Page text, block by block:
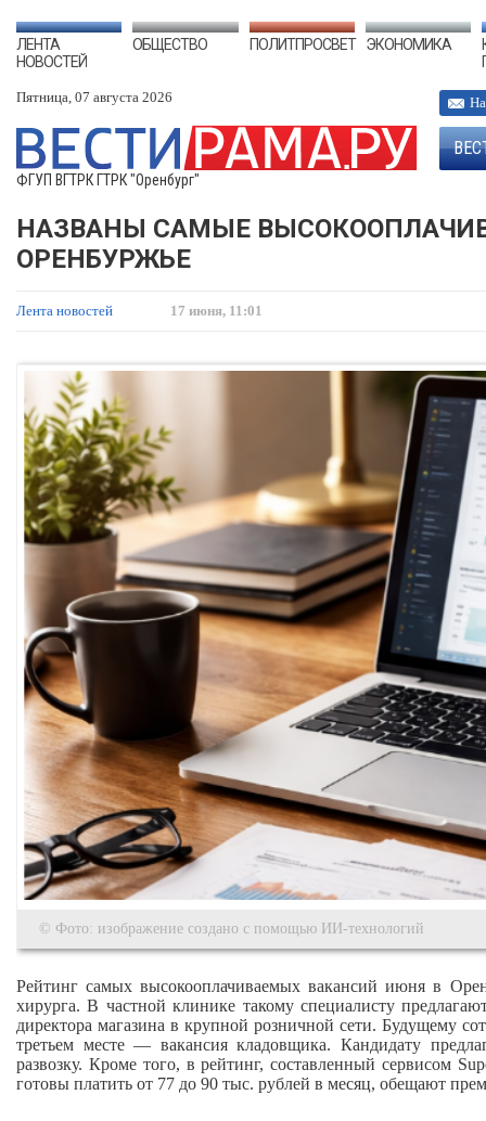
ЛЕНТА
НОВОСТЕЙ
ОБЩЕСТВО ПОЛИТПРОСВЕТ ЭКОНОМИКА
Пятница, 07 августа 2026
ФГУП ВГТРК ГТРК "Оренбург"
НАЗВАНЫ САМЫЕ
ОРЕНБУРЖЬЕ
Лента новостей 17 июня, 11:01
© Фото: изображение создано с помощью ИИ-технологий
Рейтинг самых высокооплачиваемых вакансий июня в
хирурга. В частной клинике такому специалисту
директора магазина в крупной розничной сети. Будущему
третьем месте — вакансия кладовщика. Кандидату
развозку. Кроме того, в рейтинг, составленный сервисом
готовы платить от 77 до 90 тыс. рублей в месяц, обещают